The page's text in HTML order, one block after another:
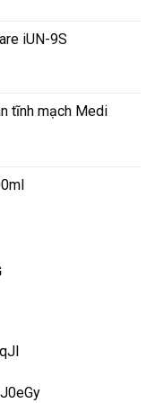
iUN-9S
tĩnh mạch Medi